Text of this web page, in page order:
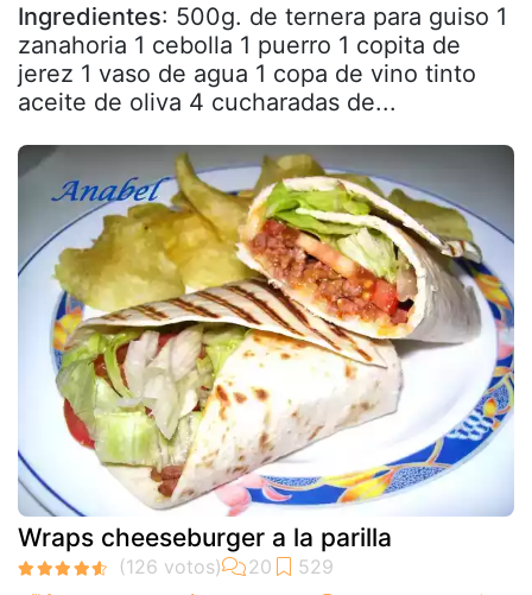
Ingredientes: 500g. de ternera para guiso 1
zanahoria 1 cebolla 1 puerro 1 copita de
jerez 1 vaso de agua 1 copa de vino tinto
aceite de oliva 4 cucharadas de...
Wraps cheeseburger a la parilla